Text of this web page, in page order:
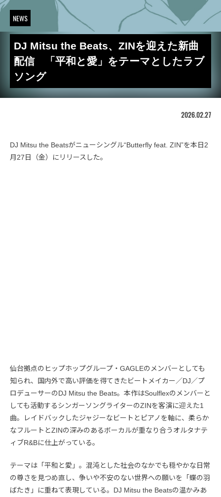
NEWS
DJ Mitsu the Beats、ZINを迎えた新曲
配信 「平和と愛」をテーマとしたラブ
ソング
2026.02.27
DJ Mitsu the Beatsがニューシングル“Butterfly feat. ZIN”を本日2
月27日（金）にリリースした。
仙台拠点のヒップホップグループ・GAGLEのメンバーとしても
知られ、国内外で高い評価を得てきたビートメイカー／DJ／プ
ロデューサーのDJ Mitsu the Beats。本作はSoulflexのメンバーと
しても活動するシンガーソングライターのZINを客演に迎えた1
曲。レイドバックしたジャジーなビートとピアノを軸に、柔らか
なフルートとZINの深みのあるボーカルが重なり合うオルタナテ
ィブR&Bに仕上がっている。
テーマは「平和と愛」。混沌とした社会のなかでも穏やかな日常
の尊さを見つめ直し、争いや不安のない世界への願いを「蝶の羽
ばたき」に重ねて表現している。DJ Mitsu the Beatsの温かみあ